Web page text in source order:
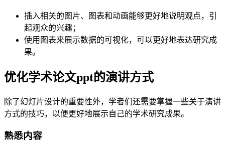
插入相关的图片、图表和动画能够更好地说明观点，引
起观众的兴趣；
使用图表来展示数据的可视化，可以更好地表达研究成
果。
优化学术论文ppt的演讲方式
除了幻灯片设计的重要性外，学者们还需要掌握一些关于演讲
方式的技巧，以便更好地展示自己的学术研究成果。
熟悉内容